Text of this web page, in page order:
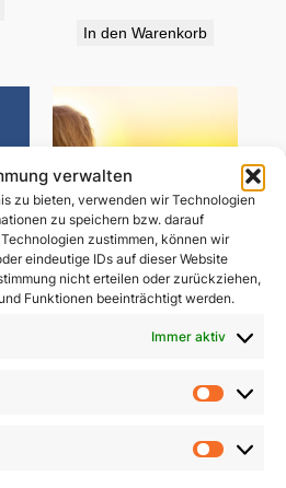
verwalten
zu bieten, verwenden wir Technologien
zu speichern bzw. darauf
zustimmen, können wir
eindeutige IDs auf dieser Website
nicht erteilen oder zurückziehen,
Funktionen beeinträchtigt werden.
Immer aktiv
In den Warenkorb